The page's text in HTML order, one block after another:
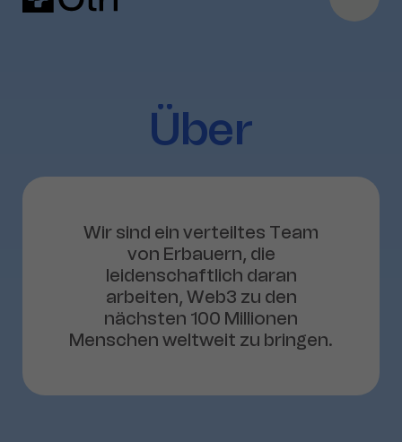
Über
Wir sind ein verteiltes Team
von Erbauern, die
leidenschaftlich daran
arbeiten, Web3 zu den
nächsten 100 Millionen
Menschen weltweit zu bringen.